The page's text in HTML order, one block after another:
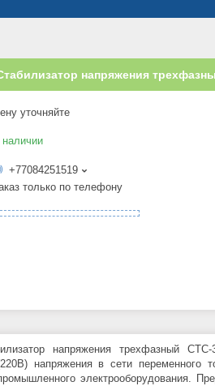
напряжения
уточняйте
наличии
+77084251519
только по телефону
напряжения трехфазный СТС-
напряжения в сети переменного
электрооборудования.